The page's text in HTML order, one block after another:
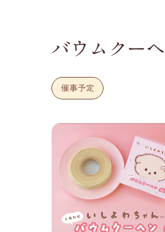
バウムクー
催事予定